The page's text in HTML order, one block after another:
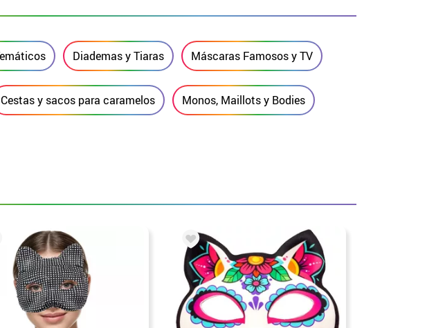
Diademas y Tiaras Máscaras Famosos y TV
Cestas y sacos para caramelos Monos, Maillots y Bodies